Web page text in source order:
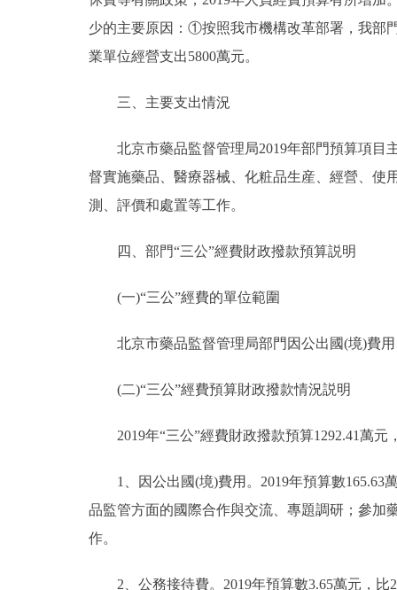
少的主要原因：①按照我市機構改革部署，我部
業單位經營支出5800萬元。
三、主要支出情況
北京市藥品監督管理局2019年部門預算項目
督實施藥品、醫療器械、化粧品生産、經營、使
測、評價和處置等工作。
四、部門“三公”經費財政撥款預算説明
(一)“三公”經費的單位範圍
北京市藥品監督管理局部門因公出國(境)費用
(二)“三公”經費預算財政撥款情況説明
2019年“三公”經費財政撥款預算1292.41萬元
1、因公出國(境)費用。2019年預算數165.63
品監管方面的國際合作與交流、專題調研；參加
作。
2、公務接待費。2019年預算數3.65萬元，比